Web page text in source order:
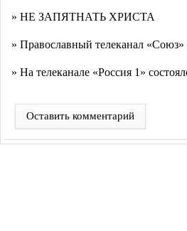
» НЕ ЗАПЯТНАТЬ ХРИСТА
» Православный телеканал
» На телеканале «Россия 1»
Оставить комментарий